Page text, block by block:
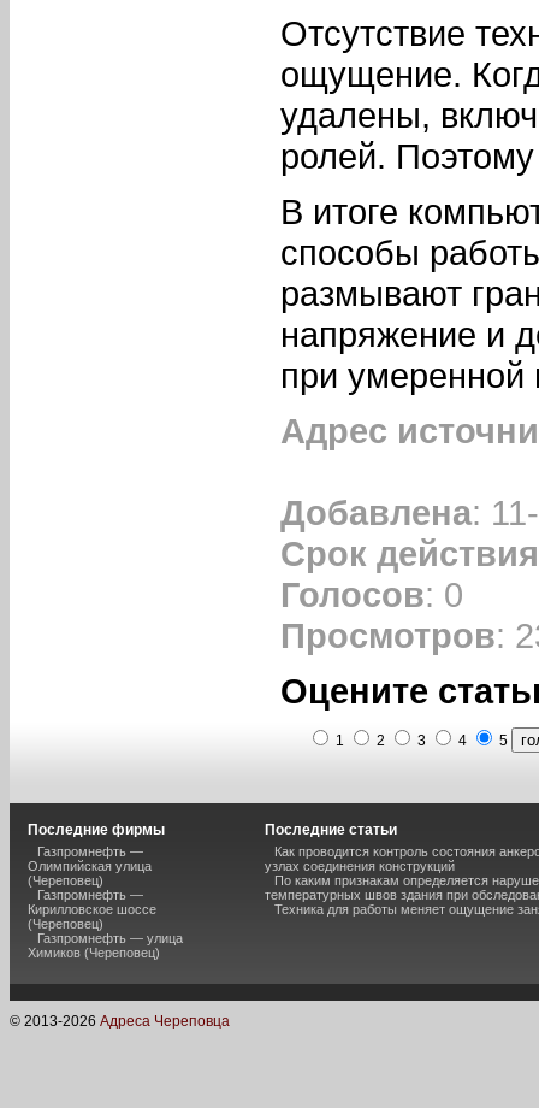
Отсутствие
ощущение.
удалены,
ролей.
В итоге
способы
размывают
напряжение и
при умеренной
Адрес
Добавлена:
Срок действия
Голосов: 0
Просмотров:
Оцените
1 2 3 4 5
Последние фирмы
Газпромнефть —
Олимпийская улица
(Череповец)
Газпромнефть —
Кирилловское шоссе
(Череповец)
Газпромнефть — улица
Химиков (Череповец)
Последние статьи
Как проводится контроль состояния
узлах соединения конструкций
По каким признакам определяется
температурных швов здания при
Техника для работы меняет ощущение
© 2013-2026 Адреса Череповца